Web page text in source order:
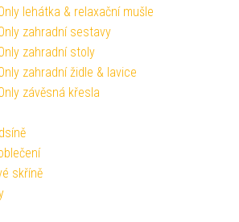
lehátka & relaxační mušle
zahradní sestavy
zahradní stoly
zahradní židle & lavice
závěsná křesla
skříně